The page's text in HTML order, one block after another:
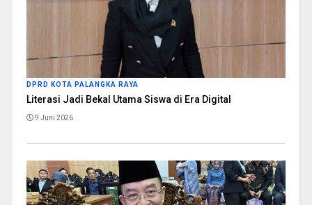
DPRD KOTA PALANGKA RAYA
Literasi Jadi Bekal Utama Siswa di Era Digital
9 Juni 2026